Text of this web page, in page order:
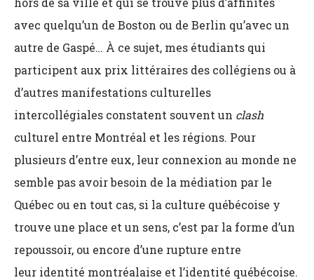
avec quelqu’un de Boston ou de Berlin qu’avec un
autre de Gaspé… À ce sujet, mes étudiants qui
participent aux prix littéraires des collégiens ou à
d’autres manifestations culturelles
intercollégiales constatent souvent un clash
culturel entre Montréal et les régions. Pour
plusieurs d’entre eux, leur connexion au monde ne
semble pas avoir besoin de la médiation par le
Québec ou en tout cas, si la culture québécoise y
trouve une place et un sens, c’est par la forme d’un
repoussoir, ou encore d’une rupture entre
leur identité montréalaise et l’identité québécoise.